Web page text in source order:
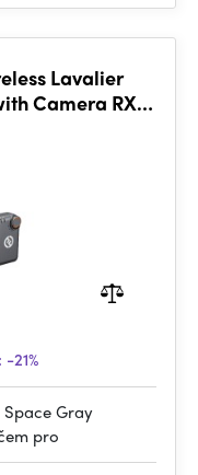
Lavalier
Camera RX +
-21%
Gray
pro